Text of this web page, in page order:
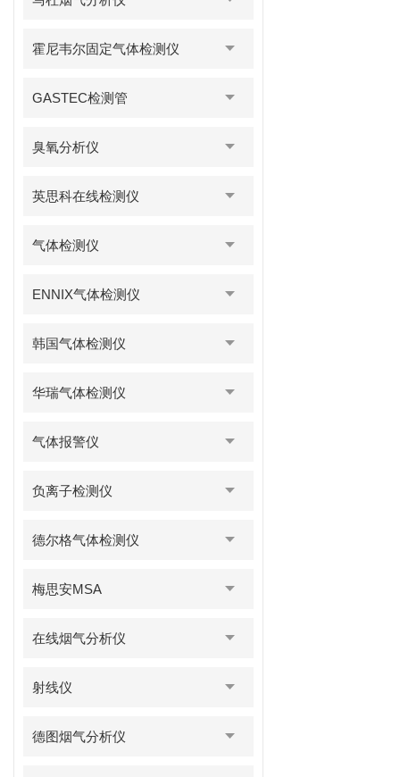
霍尼韦尔固定气体检测仪
GASTEC检测管
臭氧分析仪
英思科在线检测仪
气体检测仪
ENNIX气体检测仪
韩国气体检测仪
华瑞气体检测仪
气体报警仪
负离子检测仪
德尔格气体检测仪
梅思安MSA
在线烟气分析仪
射线仪
德图烟气分析仪